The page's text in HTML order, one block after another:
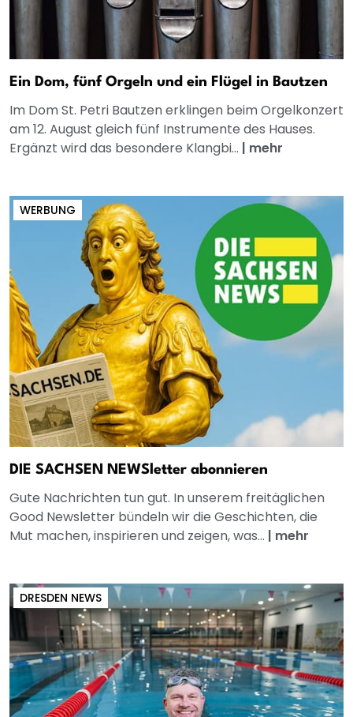
Ein Dom, fünf Orgeln und ein Flügel in Bautzen
Im Dom St. Petri Bautzen erklingen beim Orgelkonzert
am 12. August gleich fünf Instrumente des Hauses.
Ergänzt wird das besondere Klangbi... | mehr
WERBUNG
DIE SACHSEN NEWSletter abonnieren
Gute Nachrichten tun gut. In unserem freitäglichen
Good Newsletter bündeln wir die Geschichten, die
Mut machen, inspirieren und zeigen, was... | mehr
DRESDEN NEWS